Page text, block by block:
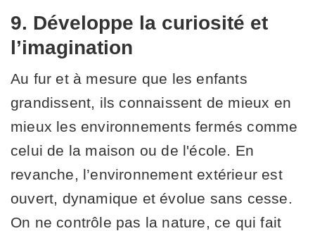
9. Développe la curiosité et
l’imagination
Au fur et à mesure que les enfants
grandissent, ils connaissent de mieux en
mieux les environnements fermés comme
celui de la maison ou de l'école. En
revanche, l’environnement extérieur est
ouvert, dynamique et évolue sans cesse.
On ne contrôle pas la nature, ce qui fait